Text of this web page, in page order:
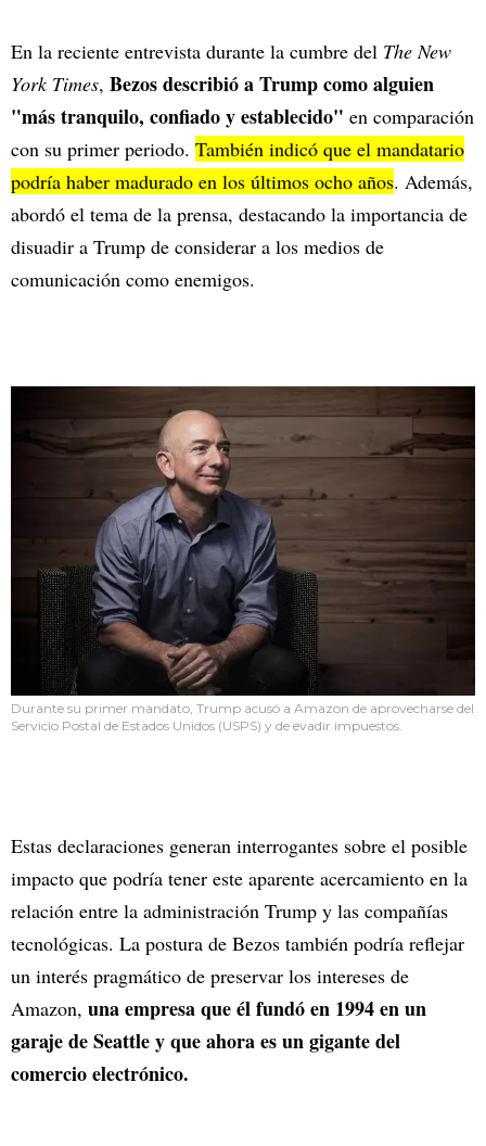
En la reciente entrevista durante la cumbre del The New
York Times, Bezos describió a Trump como alguien
"más tranquilo, confiado y establecido" en comparación
con su primer periodo. También indicó que el mandatario
podría haber madurado en los últimos ocho años. Además,
abordó el tema de la prensa, destacando la importancia de
disuadir a Trump de considerar a los medios de
comunicación como enemigos.
Durante su primer mandato, Trump acusó a Amazon de aprovecharse del
Servicio Postal de Estados Unidos (USPS) y de evadir impuestos.
Estas declaraciones generan interrogantes sobre el posible
impacto que podría tener este aparente acercamiento en la
relación entre la administración Trump y las compañías
tecnológicas. La postura de Bezos también podría reflejar
un interés pragmático de preservar los intereses de
Amazon, una empresa que él fundó en 1994 en un
garaje de Seattle y que ahora es un gigante del
comercio electrónico.